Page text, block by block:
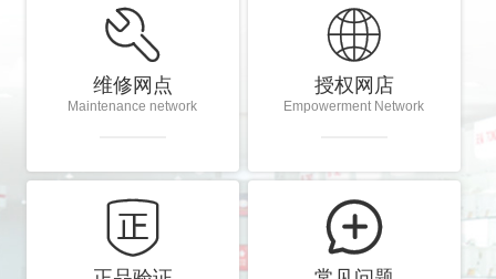

维修网点
Maintenance network

授权网店
Empowerment Network
 